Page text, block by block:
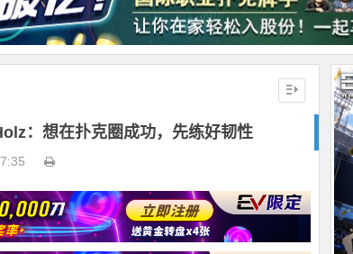
：想在扑克圈成功，先练好韧性